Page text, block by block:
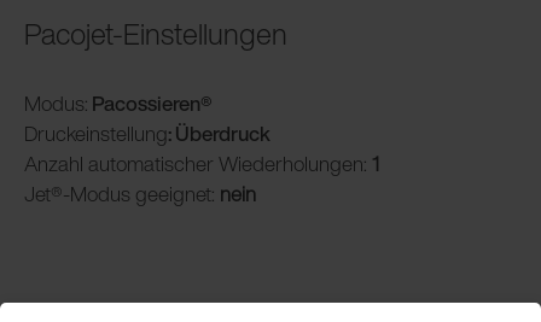
Pacojet-Einstellungen
Modus: Pacossieren®
Druckeinstellung: Überdruck
Anzahl automatischer Wiederholungen: 1
Jet®-Modus geeignet: nein